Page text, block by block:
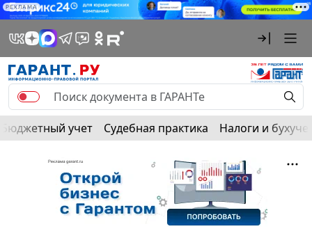
РЕКЛАМА
Бюджетный учет Судебная практика Налоги и